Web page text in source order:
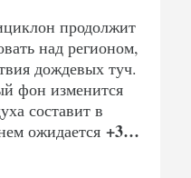
продолжит
над регионом,
дождевых туч.
фон изменится
составит в
ожидается +3…